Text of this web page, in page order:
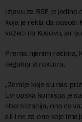
Izjavu za RSE je
koja je rekla da pasoši
važeći na Kosovu, jer
Prema njenim rečima,
ilegalna struktura.
„Zemlje koje su nas
Evropska komisija je
liberalizacija, ona će
ali i ne za one koje